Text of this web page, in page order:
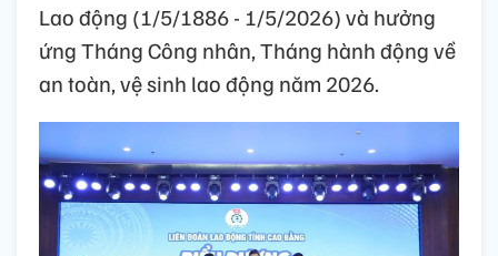
Lao động (1/5/1886 - 1/5/2026) và hưởng
ứng Tháng Công nhân, Tháng hành động về
an toàn, vệ sinh lao động năm 2026.